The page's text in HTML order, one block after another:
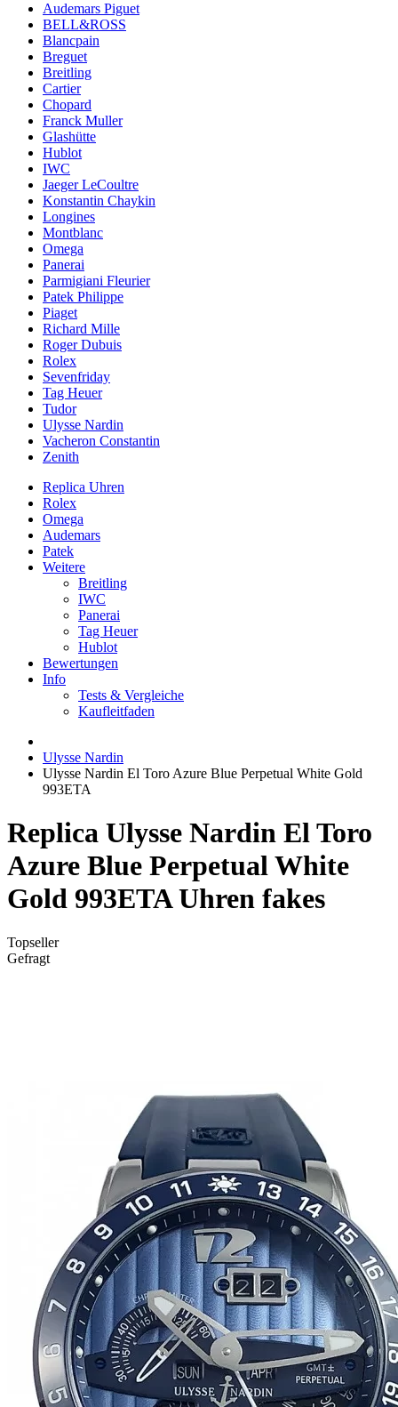
Audemars Piguet
BELL&ROSS
Blancpain
Breguet
Breitling
Cartier
Chopard
Franck Muller
Glashütte
Hublot
IWC
Jaeger LeCoultre
Konstantin Chaykin
Longines
Montblanc
Omega
Panerai
Parmigiani Fleurier
Patek Philippe
Piaget
Richard Mille
Roger Dubuis
Rolex
Sevenfriday
Tag Heuer
Tudor
Ulysse Nardin
Vacheron Constantin
Zenith
Replica Uhren
Rolex
Omega
Audemars
Patek
Weitere
Breitling
IWC
Panerai
Tag Heuer
Hublot
Bewertungen
Info
Tests & Vergleiche
Kaufleitfaden
Ulysse Nardin
Ulysse Nardin El Toro Azure Blue Perpetual White Gold
993ETA
Replica Ulysse Nardin El Toro
Azure Blue Perpetual White
Gold 993ETA Uhren fakes
Topseller
Gefragt